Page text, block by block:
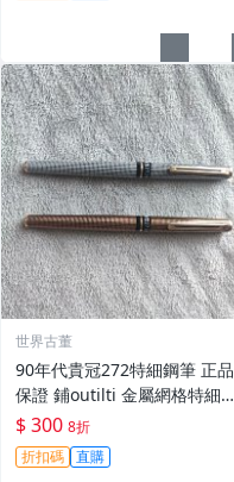
世界古董
90年代貴冠272特細鋼筆 正品
保證 鋪outilti 金屬網格特細筆
尖書寫順滑 古典美雅 貴冠272
特細鋼筆 鋪outilti 金屬網格
細筆尖 9
$ 300 8折
折扣碼 直購